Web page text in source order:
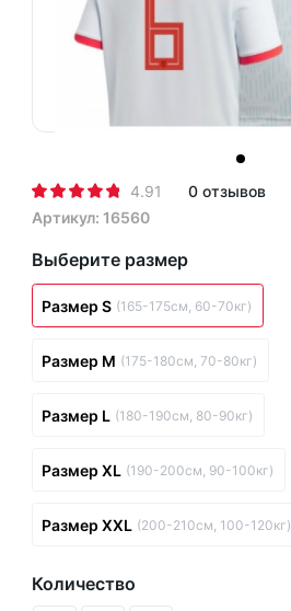
4.91
0 отзывов
Артикул: 16560
Выберите размер
Размер S (165-175см, 60-70кг)
Размер M (175-180см, 70-80кг)
Размер L (180-190см, 80-90кг)
Размер XL (190-200см, 90-100кг)
Размер XXL (200-210см, 100-120кг)
Количество